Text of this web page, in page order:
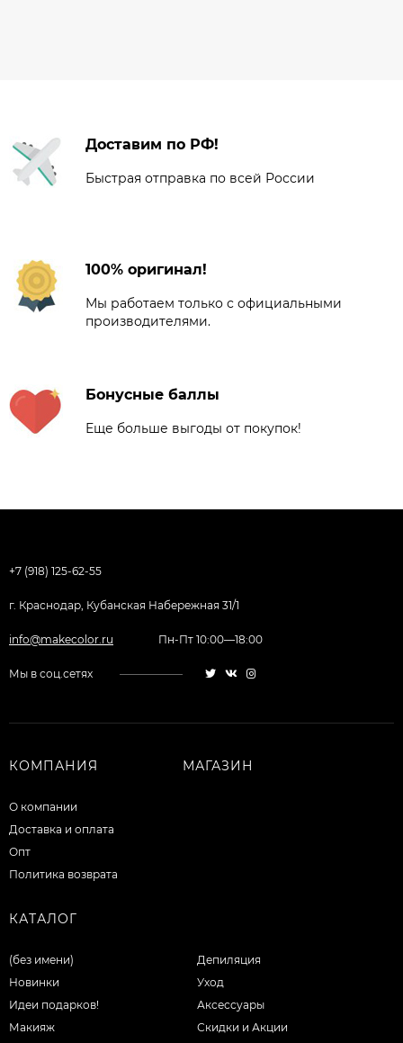
Доставим по РФ!
Быстрая отправка по всей России
100% оригинал!
Мы работаем только с официальными
производителями.
Бонусные баллы
Еще больше выгоды от покупок!
+7 (918) 125-62-55
г. Краснодар, Кубанская Набережная 31/1
info@makecolor.ru Пн-Пт 10:00—18:00
Мы в соц.сетях
КОМПАНИЯ
О компании
Доставка и оплата
Опт
Политика возврата
МАГАЗИН
КАТАЛОГ
(без имени)
Новинки
Идеи подарков!
Макияж
Депиляция
Уход
Аксессуары
Скидки и Акции